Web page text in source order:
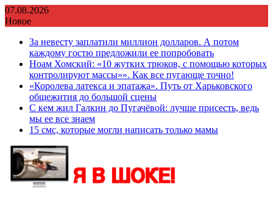
Перейти
к
07.08.2026
Новое
За невесту заплатили миллион долларов. А потом
каждому гостю предложили ее попробовать
Ноам Хомский: «10 жутких трюков, с помощью которых
контролируют массы»». Как все пугающе точно!
«Королева латекса и эпатажа». Путь от Харьковского
общежития до большой сцены
С кем жил Галкин до Пугачёвой: лучше присесть, ведь
мы ее все знаем
15 смс, которые могли написать только мамы